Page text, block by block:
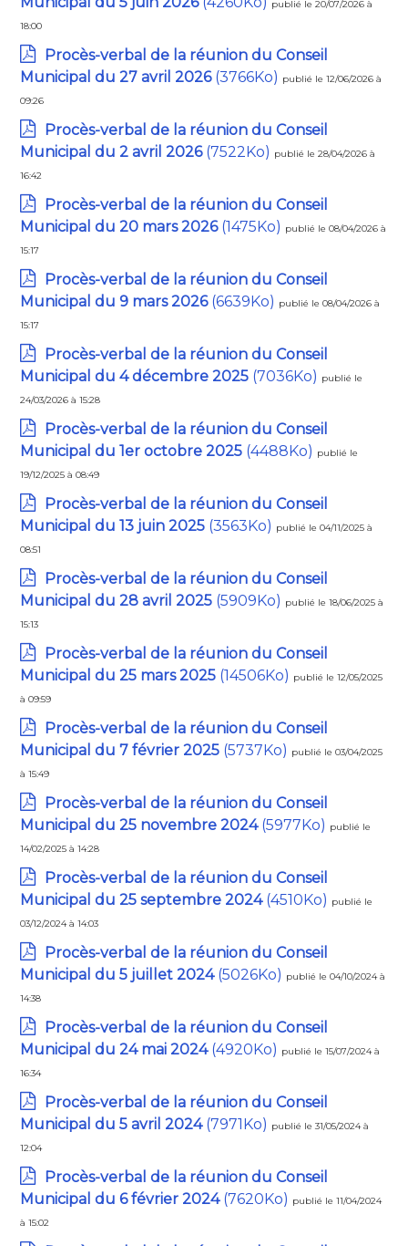
publié le 20/07/2026 à
18:00
Procès-verbal de la réunion du Conseil
Municipal du 27 avril 2026(3766Ko) publié le 12/06/2026 à
09:26
Procès-verbal de la réunion du Conseil
Municipal du 2 avril 2026(7522Ko) publié le 28/04/2026 à
16:42
Procès-verbal de la réunion du Conseil
Municipal du 20 mars 2026(1475Ko) publié le 08/04/2026 à
15:17
Procès-verbal de la réunion du Conseil
Municipal du 9 mars 2026(6639Ko) publié le 08/04/2026 à
15:17
Procès-verbal de la réunion du Conseil
Municipal du 4 décembre 2025 (7036Ko) publié le
24/03/2026 à 15:28
Procès-verbal de la réunion du Conseil
Municipal du 1er octobre 2025 (4488Ko) publié le
19/12/2025 à 08:49
Procès-verbal de la réunion du Conseil
Municipal du 13 juin 2025 (3563Ko) publié le 04/11/2025 à
08:51
Procès-verbal de la réunion du Conseil
Municipal du 28 avril 2025 (5909Ko) publié le 18/06/2025 à
15:13
Procès-verbal de la réunion du Conseil
Municipal du 25 mars 2025 (14506Ko) publié le 12/05/2025
à 09:59
Procès-verbal de la réunion du Conseil
Municipal du 7 février 2025 (5737Ko) publié le 03/04/2025
à 15:49
Procès-verbal de la réunion du Conseil
Municipal du 25 novembre 2024(5977Ko) publié le
14/02/2025 à 14:28
Procès-verbal de la réunion du Conseil
Municipal du 25 septembre 2024(4510Ko) publié le
03/12/2024 à 14:03
Procès-verbal de la réunion du Conseil
Municipal du 5 juillet 2024(5026Ko) publié le 04/10/2024 à
14:38
Procès-verbal de la réunion du Conseil
Municipal du 24 mai 2024(4920Ko) publié le 15/07/2024 à
16:34
Procès-verbal de la réunion du Conseil
Municipal du 5 avril 2024(7971Ko) publié le 31/05/2024 à
12:04
Procès-verbal de la réunion du Conseil
Municipal du 6 février 2024(7620Ko) publié le 11/04/2024
à 15:02